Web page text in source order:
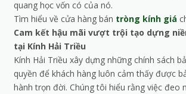
quang học vốn có của nó.
Tìm hiểu về cửa hàng bán tròng kính giá
Cam kết hậu mãi vượt trội tạo dựng
tại Kính Hải Triều
Kính Hải Triều xây dựng những chính sách
quyền để khách hàng luôn cảm thấy được
hành trọn đời. Chúng tôi hiểu rằng việc đeo